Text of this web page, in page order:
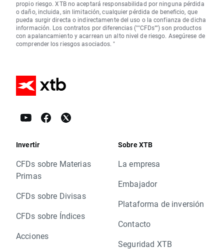
propio riesgo. XTB no aceptará responsabilidad por ninguna pérdida
o daño, incluida, sin limitación, cualquier pérdida de beneficio, que
pueda surgir directa o indirectamente del uso o la confianza de dicha
información. Los contratos por diferencias (""CFDs"") son productos
con apalancamiento y acarrean un alto nivel de riesgo. Asegúrese de
comprender los riesgos asociados. "
Invertir
CFDs sobre Materias
Primas
CFDs sobre Divisas
CFDs sobre Índices
Acciones
Sobre XTB
La empresa
Embajador
Plataforma de inversión
Contacto
Seguridad XTB